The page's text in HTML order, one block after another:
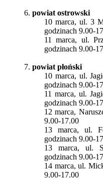
6. powiat ostrowski
10 marca, ul. 3
godzinach 9.00-
11 marca, ul.
godzinach 9.00-
7. powiat płoński
10 marca, ul.
godzinach 9.00-
11 marca, ul.
godzinach 9.00-
12 marca,
9.00-17.00
13 marca, ul.
godzinach 9.00-
13 marca, ul.
godzinach 9.00-
14 marca, ul.
9.00-17.00